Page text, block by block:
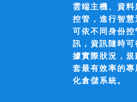
雲端主機、資料
控管，進行智慧
可依不同身份控
訊，資訊隨時可
據實際狀況，規
套最有效率的專
化倉儲系統。